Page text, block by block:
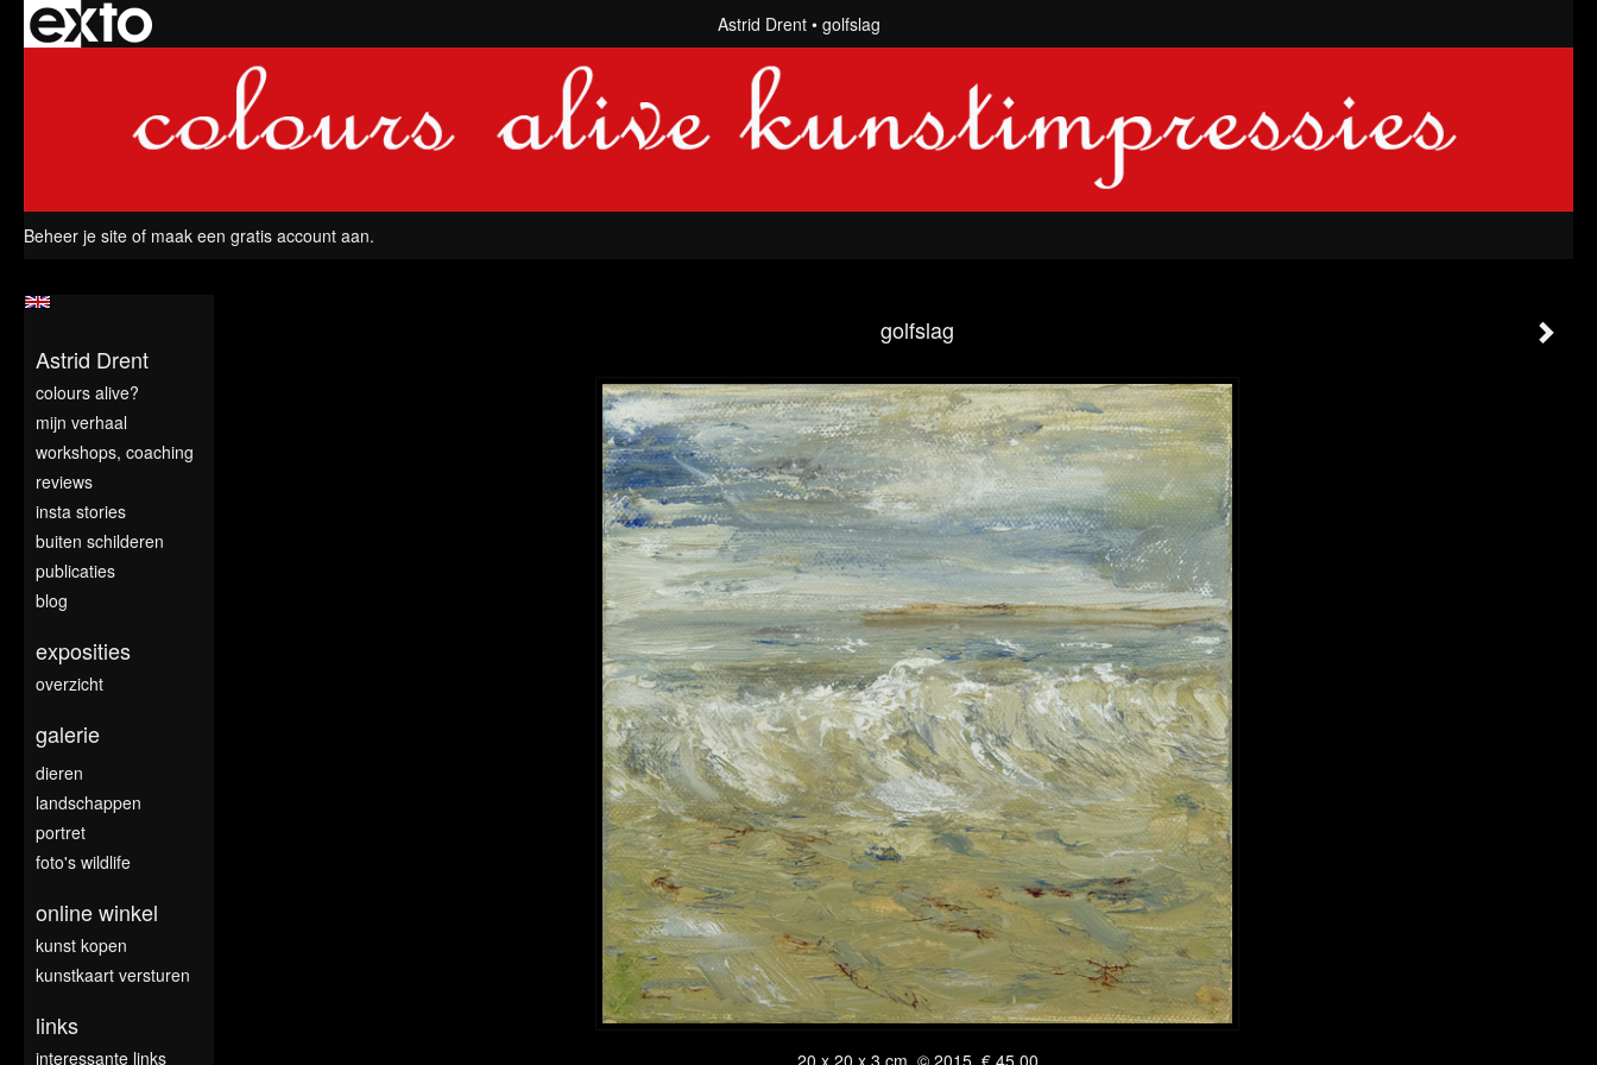
Astrid Drent golfslag
Beheer je site of maak een gratis account aan.
golfslag
20 x 20 x 3 cm, © 2015, € 45,00
Astrid Drent
colours alive?
mijn verhaal
workshops, coaching
reviews
insta stories
buiten schilderen
publicaties
blog
exposities
overzicht
galerie
dieren
landschappen
portret
foto's wildlife
online winkel
kunst kopen
kunstkaart versturen
links
interessante links